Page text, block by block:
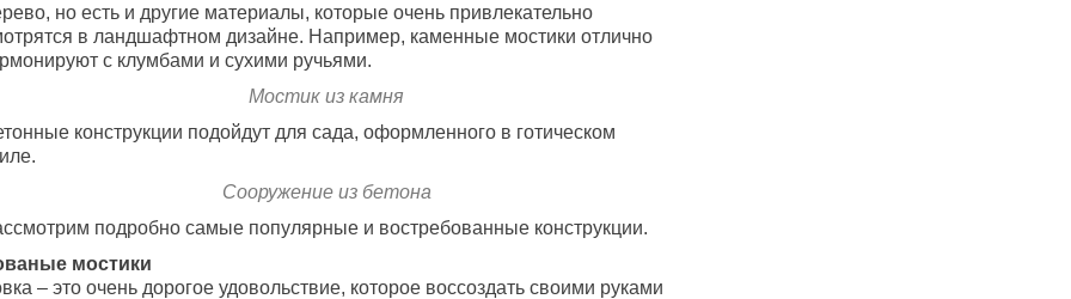
но есть и другие материалы, которые очень привлекательно
в ландшафтном дизайне. Например, каменные мостики отлично
с клумбами и сухими ручьями.
Мостик из камня
конструкции подойдут для сада, оформленного в готическом
Сооружение из бетона
подробно самые популярные и востребованные конструкции.
мостики
– это очень дорогое удовольствие, которое воссоздать своими руками